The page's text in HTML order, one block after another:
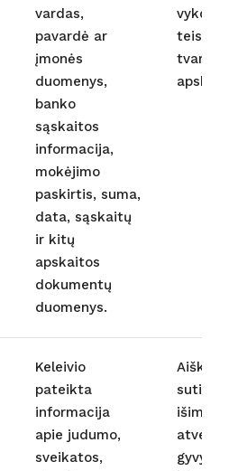
vardas,
pavardė ar
įmonės
duomenys,
banko
sąskaitos
informacija,
mokėjimo
paskirtis, suma,
data, sąskaitų
ir kitų
apskaitos
dokumentų
duomenys.
teisinė
tvarkyti
Keleivio
pateikta
informacija
apie judumo,
sveikatos,
Aiškus